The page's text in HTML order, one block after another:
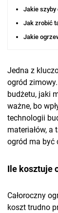
Jakie szyby
Jak zrobić
Jakie
Jedna z
ogród
budżetu, jaki
ważne, bo
technologii
materiałów,
ogród ma być
Ile kosztuje
Całoroczny
koszt trudno